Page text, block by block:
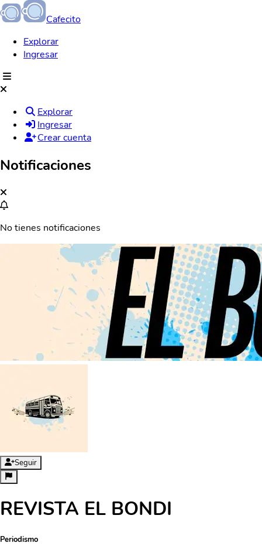
Cafecito
Explorar
Ingresar
Explorar
Ingresar
Crear cuenta
Notificaciones
No tienes notificaciones
Seguir
REVISTA EL BONDI
Periodismo